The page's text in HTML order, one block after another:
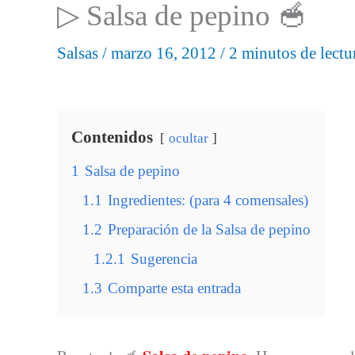
▷ Salsa de pepino 🥣
Salsas / marzo 16, 2012 / 2 minutos de
Contenidos ocultar
1 Salsa de pepino
1.1 Ingredientes: (para 4 comensales)
1.2 Preparación de la Salsa de pepino
1.2.1 Sugerencia
1.3 Comparte esta entrada